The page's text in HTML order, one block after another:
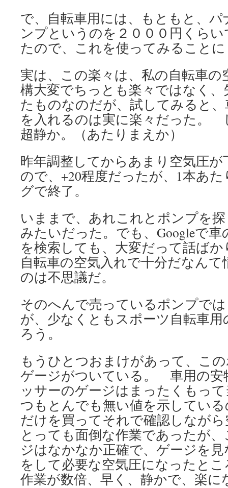
で、自転車用には、もともと、
ンプというのを２０００円くら
たので、これを使ってみること
実は、この楽々は、私の自転車
構大変でちっとも楽々ではなく
たものなのだが、試してみると
を入れるのは実に楽々だった。
超静か。（あたりまえか）
昨年調整してからあまり空気圧
ので、+20程度だったが、1本あ
グで終了。
いままで、あれこれとポンプを
みたいだった。でも、Googleで
を検索しても、大変だって話ば
自転車の空気入れで十分だなん
のは不思議だ。
そのへんで売っているポンプで
が、少なくともスポーツ自転車
ろう。
もうひとつおまけがあって、こ
ゲージがついている。 車用の安
ッサーのゲージはまったくもっ
つもとんでも無い値を示してい
だけを買ってそれで確認しなが
とっても面倒な作業であったが
ジはなかなか正確で、ゲージを
をして必要な空気圧になったと
作業が数倍、早く、静かで、楽に